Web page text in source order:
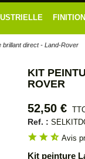
brillant direct - Land-Rover
KIT
ROVER
52,50 €
Ref. :
star star star_half Avis
Kit peinture